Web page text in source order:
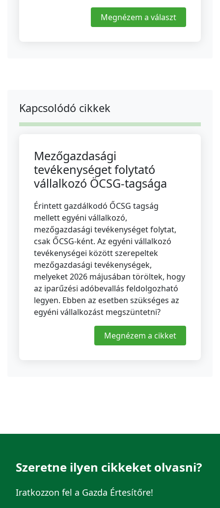
Megnézem a választ
Kapcsolódó cikkek
Mezőgazdasági
tevékenységet folytató
vállalkozó ÖCSG-tagsága
Érintett gazdálkodó ŐCSG tagság
mellett egyéni vállalkozó,
mezőgazdasági tevékenységet folytat,
csak ŐCSG-ként. Az egyéni vállalkozó
tevékenységei között szerepeltek
mezőgazdasági tevékenységek,
melyeket 2026 májusában töröltek, hogy
az iparűzési adóbevallás feldolgozható
legyen. Ebben az esetben szükséges az
egyéni vállalkozást megszüntetni?
Megnézem a cikket
Szeretne ilyen cikkeket olvasni?
Iratkozzon fel a Gazda Értesítőre!